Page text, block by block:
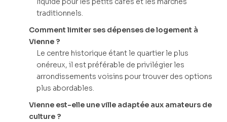
traditionnels.
Comment limiter ses dépenses de logement à
Vienne ?
Le centre historique étant le quartier le plus
onéreux, il est préférable de privilégier les
arrondissements voisins pour trouver des options
plus abordables.
Vienne est-elle une ville adaptée aux amateurs de
culture ?